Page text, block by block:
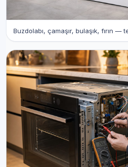
Buzdolabı, çamaşır, bulaşık, fırın —